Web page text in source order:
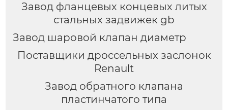
Завод фланцевых концевых литых
стальных задвижек gb
Завод шаровой клапан диаметр
Поставщики дроссельных заслонок
Renault
Завод обратного клапана
пластинчатого типа